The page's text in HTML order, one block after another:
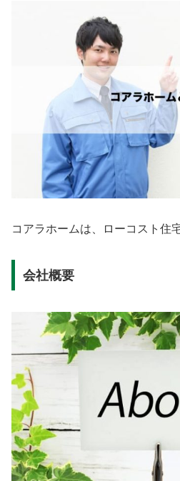
コアラホームは、ローコスト住
会社概要